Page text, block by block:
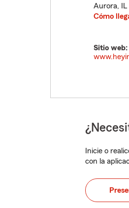
Aurora, IL
Cómo
Sitio web:
Inicie o
con la